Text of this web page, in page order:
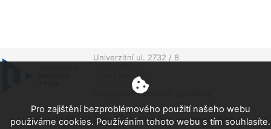
Univerzitní ul. 2732 / 8
Česká republika
IČO: 49777513
Všeobecné obchodní podmínky
Copyright © 2026 by ZČU. All rights reserved. Web by
Pro zajištění bezproblémového použití našeho webu
používáme cookies. Používáním tohoto webu s tím souhlasíte.